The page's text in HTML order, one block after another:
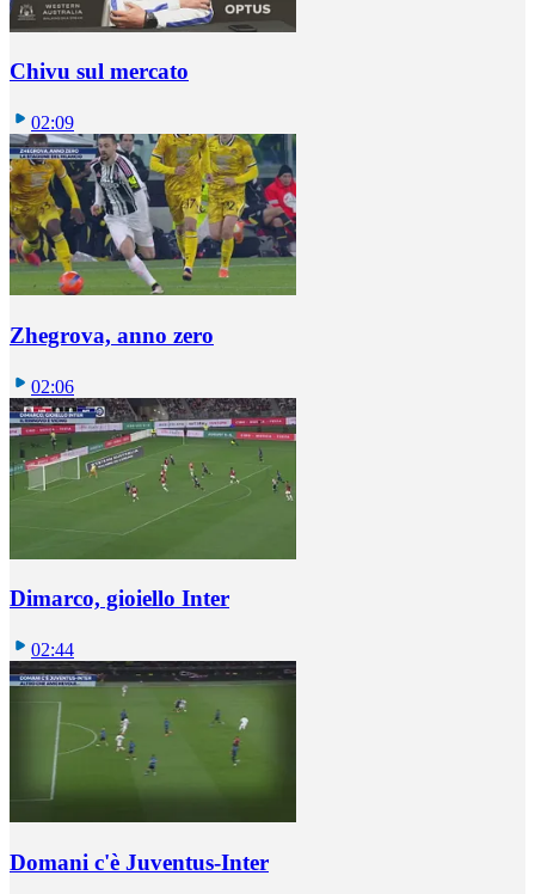
Chivu sul mercato
02:09
Zhegrova, anno zero
02:06
Dimarco, gioiello Inter
02:44
Domani c'è Juventus-Inter